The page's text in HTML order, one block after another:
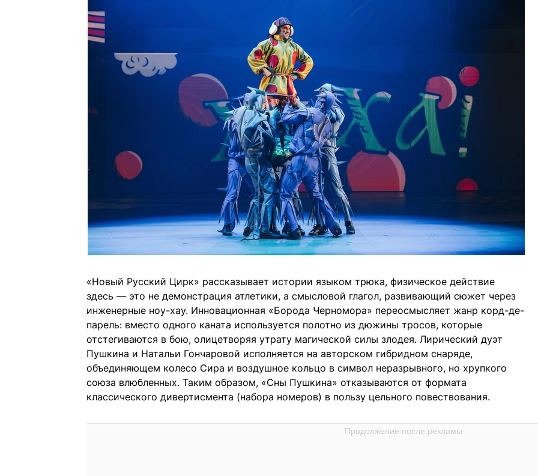
«Новый Русский Цирк» рассказывает истории языком трюка, физическое действие
здесь — это не демонстрация атлетики, а смысловой глагол, развивающий сюжет через
инженерные ноу-хау. Инновационная «Борода Черномора» переосмысляет жанр корд-де-
парель: вместо одного каната используется полотно из дюжины тросов, которые
отстегиваются в бою, олицетворяя утрату магической силы злодея. Лирический дуэт
Пушкина и Натальи Гончаровой исполняется на авторском гибридном снаряде,
объединяющем колесо Сира и воздушное кольцо в символ неразрывного, но хрупкого
союза влюбленных. Таким образом, «Сны Пушкина» отказываются от формата
классического дивертисмента (набора номеров) в пользу цельного повествования.